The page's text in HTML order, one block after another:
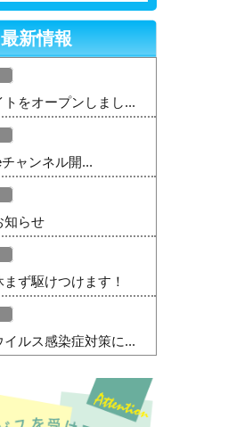
最新情報
トをオープンしまし...
ャンネル開...
知らせ
ず駆けつけます！
イルス感染症対策に...